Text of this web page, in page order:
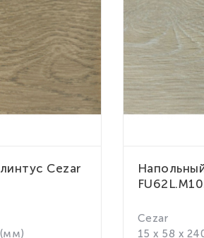
Cezar
Cezar
15 x 58 x